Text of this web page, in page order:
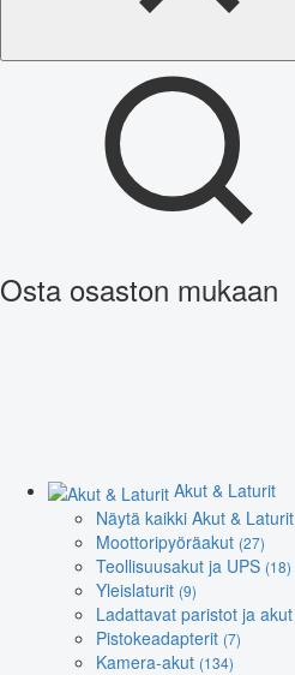
Osta osaston mukaan
Akut & Laturit
Näytä kaikki Akut & Laturit
Moottoripyöräakut (27)
Teollisuusakut ja UPS (18)
Yleislaturit (9)
Ladattavat paristot ja akut
Pistokeadapterit (7)
Kamera-akut (134)